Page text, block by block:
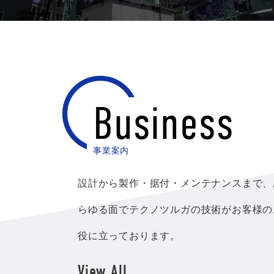
Business
事業案内
設計から製作・据付・メンテナンスまで
らゆる面でテクノツルガの技術がお客様
役に立っております。